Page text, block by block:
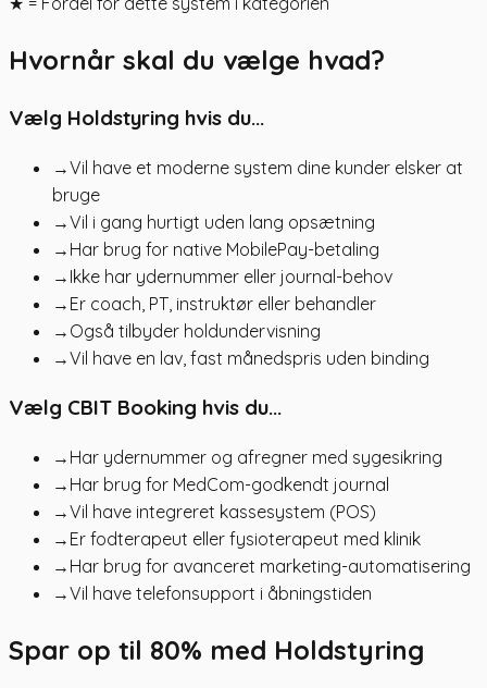
Hvornår skal du vælge hvad?
Vælg Holdstyring hvis du...
→Vil have et moderne system dine kunder elsker at
bruge
→Vil i gang hurtigt uden lang opsætning
→ Har brug for native MobilePay-betaling
→ Ikke har ydernummer eller journal-behov
→ Er coach, PT, instruktør eller behandler
→ Også tilbyder holdundervisning
→Vil have en lav, fast månedspris uden binding
Vælg CBIT Booking hvis du...
→ Har ydernummer og afregner med sygesikring
→ Har brug for MedCom-godkendt journal
→Vil have integreret kassesystem (POS)
→ Er fodterapeut eller fysioterapeut med klinik
→ Har brug for avanceret marketing-automatisering
→Vil have telefonsupport i åbningstiden
Spar op til 80% med Holdstyring